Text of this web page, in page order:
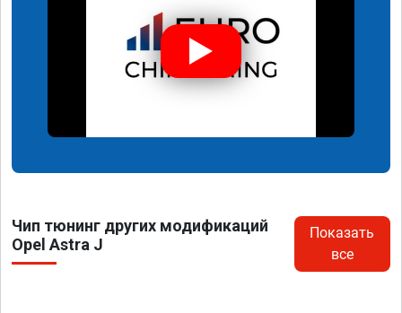
Чип тюнинг других модификаций
Opel Astra J
Показать
все